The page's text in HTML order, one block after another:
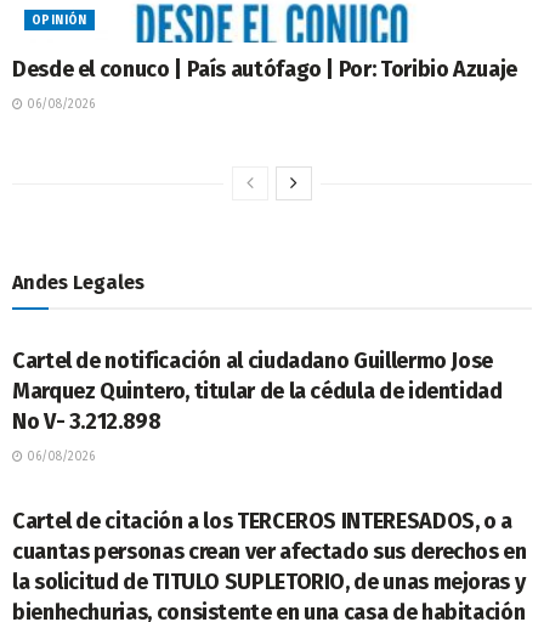
OPINIÓN
Desde el conuco | País autófago | Por: Toribio Azuaje
06/08/2026
Andes Legales
LEGALES
Cartel de notificación al ciudadano Guillermo Jose
Marquez Quintero, titular de la cédula de identidad
No V- 3.212.898
06/08/2026
Cartel de citación a los TERCEROS INTERESADOS, o a
cuantas personas crean ver afectado sus derechos en
la solicitud de TITULO SUPLETORIO, de unas mejoras y
bienhechurias, consistente en una casa de habitación